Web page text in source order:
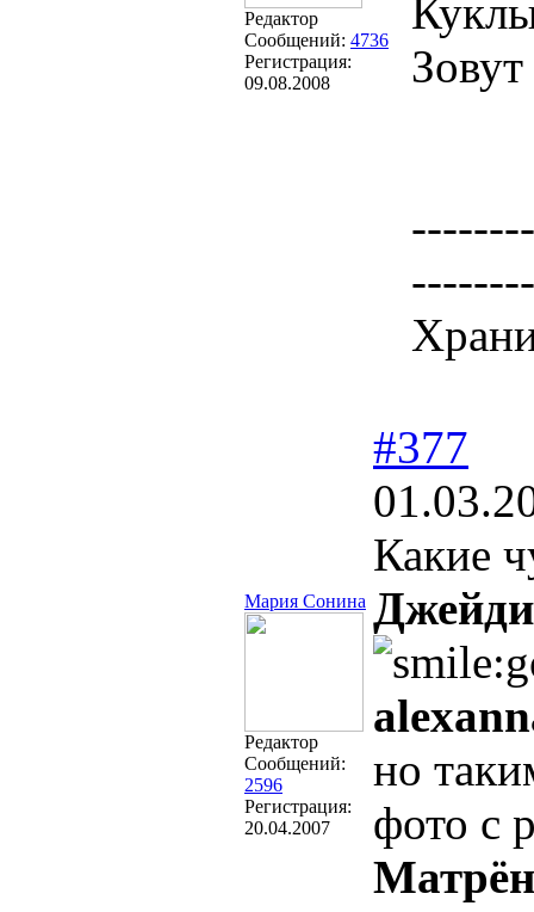
Редактор
Сообщений: 4736
Регистрация:
09.08.2008
Мария Сонина
Редактор
Сообщений:
2596
Регистрация:
20.04.2007
#377
Какие
Джейди
но
фото с